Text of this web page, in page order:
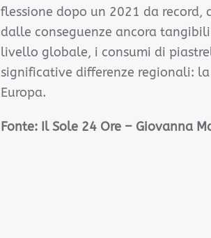
flessione dopo un 2021 da
dalle conseguenze ancora
livello globale, i consumi di
significative differenze regionali:
Europa.
Fonte: Il Sole 24 Ore – Giovanna